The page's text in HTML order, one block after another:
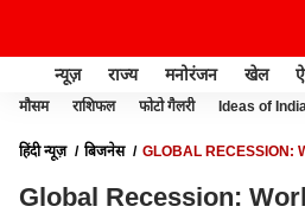
न्यूज़ राज्य मनोरंजन खेल
मौसम राशिफल फोटो गैलरी Ideas of
हिंदी न्यूज़ बिजनेस
GLOBAL RECESSION:
Global Recession: